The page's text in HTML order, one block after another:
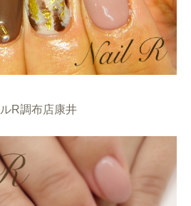
R調布店康井